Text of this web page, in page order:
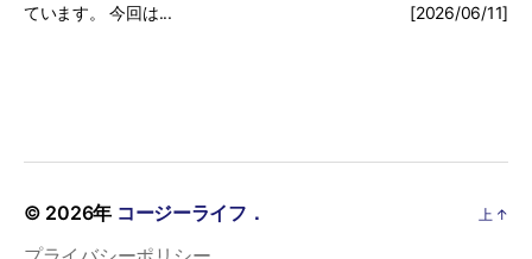
ています。 今回は...
[2026/06/11]
© 2026年 コージーライフ．
上 ↑